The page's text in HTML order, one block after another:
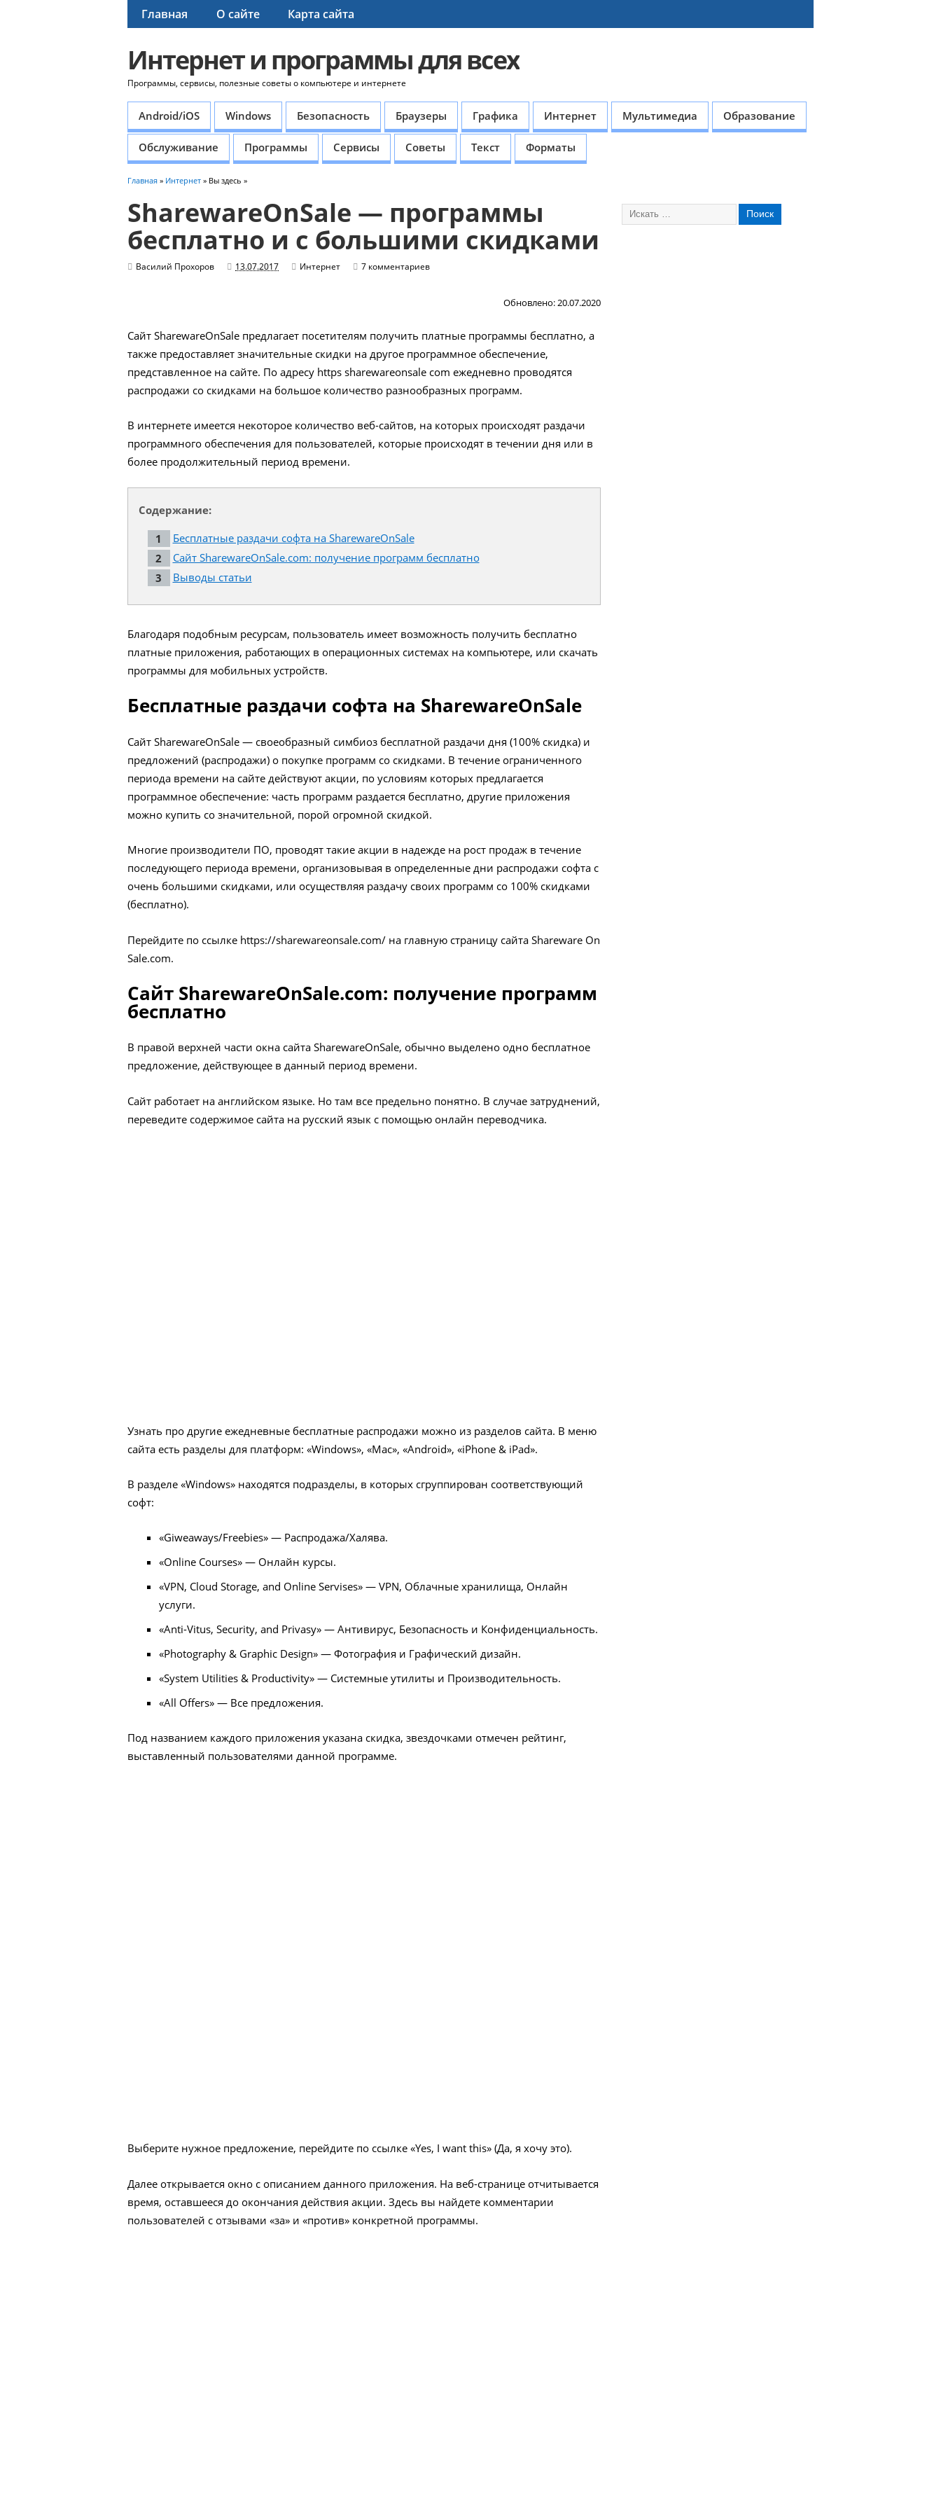
Главная О сайте Карта сайта
Интернет и программы для всех
Программы, сервисы, полезные советы о компьютере и интернете
Android/iOS Windows Безопасность Браузеры Графика Интернет Мультимедиа Образование
Обслуживание Программы Сервисы Советы Текст Форматы
Главная » Интернет » Вы здесь »
SharewareOnSale — программы
бесплатно и с большими скидками
Василий Прохоров 13.07.2017 Интернет 7 комментариев
Обновлено: 20.07.2020
Сайт SharewareOnSale предлагает посетителям получить платные программы бесплатно, а
также предоставляет значительные скидки на другое программное обеспечение,
представленное на сайте. По адресу https sharewareonsale com ежедневно проводятся
распродажи со скидками на большое количество разнообразных программ.
В интернете имеется некоторое количество веб-сайтов, на которых происходят раздачи
программного обеспечения для пользователей, которые происходят в течении дня или в
более продолжительный период времени.
Содержание:
Бесплатные раздачи софта на SharewareOnSale
Сайт SharewareOnSale.com: получение программ бесплатно
Выводы статьи
Благодаря подобным ресурсам, пользователь имеет возможность получить бесплатно
платные приложения, работающих в операционных системах на компьютере, или скачать
программы для мобильных устройств.
Бесплатные раздачи софта на SharewareOnSale
Сайт SharewareOnSale — своеобразный симбиоз бесплатной раздачи дня (100% скидка) и
предложений (распродажи) о покупке программ со скидками. В течение ограниченного
периода времени на сайте действуют акции, по условиям которых предлагается
программное обеспечение: часть программ раздается бесплатно, другие приложения
можно купить со значительной, порой огромной скидкой.
Многие производители ПО, проводят такие акции в надежде на рост продаж в течение
последующего периода времени, организовывая в определенные дни распродажи софта с
очень большими скидками, или осуществляя раздачу своих программ со 100% скидками
(бесплатно).
Перейдите по ссылке https://sharewareonsale.com/ на главную страницу сайта Shareware On
Sale.com.
Сайт SharewareOnSale.com: получение программ
бесплатно
В правой верхней части окна сайта SharewareOnSale, обычно выделено одно бесплатное
предложение, действующее в данный период времени.
Сайт работает на английском языке. Но там все предельно понятно. В случае затруднений,
переведите содержимое сайта на русский язык с помощью онлайн переводчика.
Узнать про другие ежедневные бесплатные распродажи можно из разделов сайта. В меню
сайта есть разделы для платформ: «Windows», «Mac», «Android», «iPhone & iPad».
В разделе «Windows» находятся подразделы, в которых сгруппирован соответствующий
софт:
«Giweaways/Freebies» — Распродажа/Халява.
«Online Courses» — Онлайн курсы.
«VPN, Cloud Storage, and Online Servises» — VPN, Облачные хранилища, Онлайн
услуги.
«Anti-Vitus, Security, and Privasy» — Антивирус, Безопасность и Конфиденциальность.
«Photography & Graphic Design» — Фотография и Графический дизайн.
«System Utilities & Productivity» — Системные утилиты и Производительность.
«All Offers» — Все предложения.
Под названием каждого приложения указана скидка, звездочками отмечен рейтинг,
выставленный пользователями данной программе.
Выберите нужное предложение, перейдите по ссылке «Yes, I want this» (Да, я хочу это).
Далее открывается окно с описанием данного приложения. На веб-странице отчитывается
время, оставшееся до окончания действия акции. Здесь вы найдете комментарии
пользователей с отзывами «за» и «против» конкретной программы.